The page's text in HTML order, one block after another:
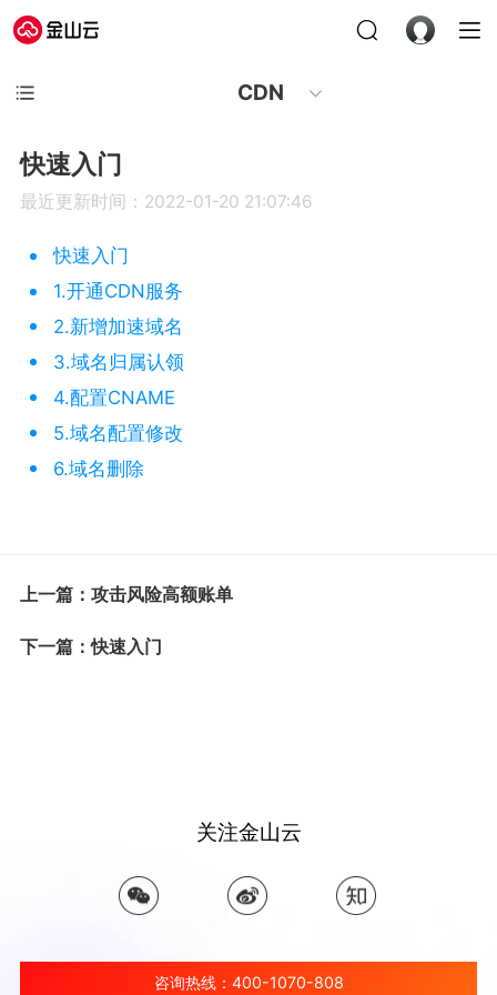
CDN
快速入门
最近更新时间：2022-01-20 21:07:46
快速入门
1.开通CDN服务
2.新增加速域名
3.域名归属认领
4.配置CNAME
5.域名配置修改
6.域名删除
上一篇：攻击风险高额账单
下一篇：快速入门
关注金山云
咨询热线：400-1070-808